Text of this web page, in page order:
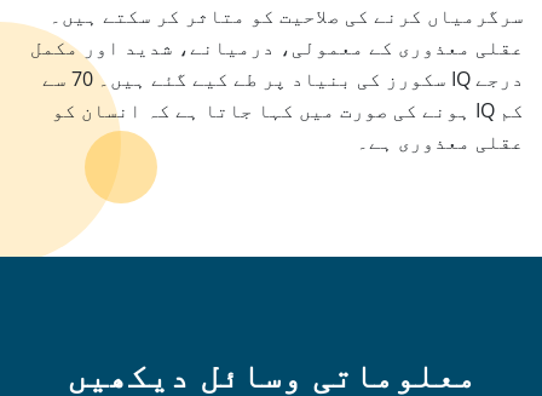
سرگرمیاں کرنے کی صلاحیت کو متاثر کر سکتے ہیں۔
عقلی معذوری کے معمولی، درمیانے، شدید اور مکمل
درجے IQ سکورز کی بنیاد پر طے کیے گئے ہیں۔ 70 سے
کم IQ ہونے کی صورت میں کہا جاتا ہے کہ انسان کو
عقلی معذوری ہے۔
معلوماتی وسائل دیکھیں